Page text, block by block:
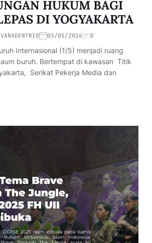
HUKUM BAGI
DI YOGYAKARTA
03/05/2026 0
Internasional (1/5) menjadi ruang
buruh. Bertempat di kawasan Titik
Serikat Pekerja Media dan